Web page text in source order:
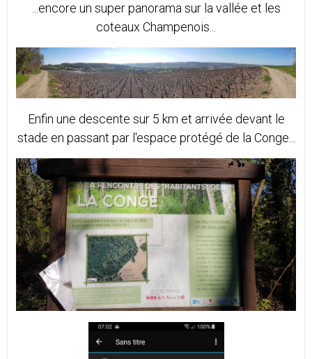
...encore un super panorama sur la vallée et les
coteaux Champenois...
Enfin une descente sur 5 km et arrivée devant le
stade en passant par l'espace protégé de la Conge...